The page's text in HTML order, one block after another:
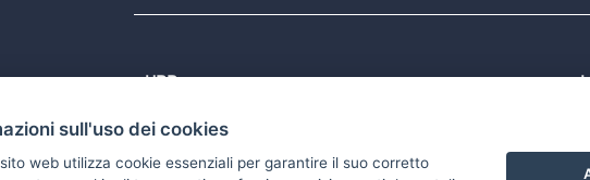
N. Sauro 31
URP
Email:quiregione@regione.puglia.it
Rubrica
sull'uso dei cookies
web utilizza cookie essenziali per garantire il suo corretto